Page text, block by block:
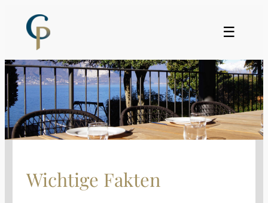
Inhalt
springen
☰
Wichtige Fakten